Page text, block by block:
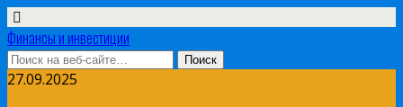
Финансы и инвестиции
27.09.2025